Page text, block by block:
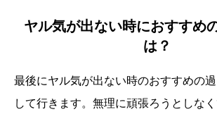
ヤル気が出ない時におすすめ
は？
最後にヤル気が出ない時のおすすめの
して行きます。無理に頑張ろうとしな